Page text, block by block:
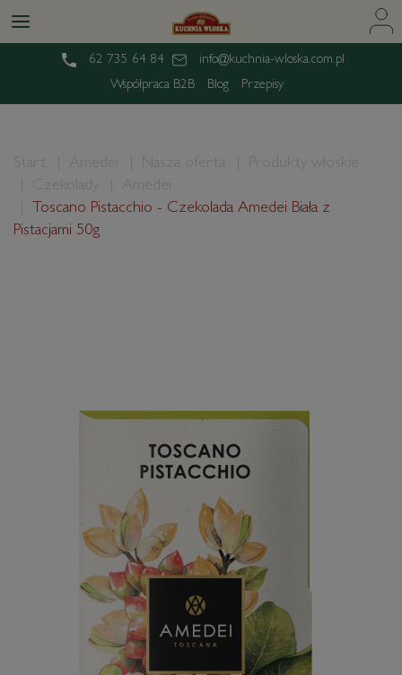
62 735 64 84
info@kuchnia-wloska.com.pl
Współpraca B2B
Blog Przepisy
Start Amedei Nasza oferta
Produkty włoskie
Czekolady
Amedei
Toscano Pistacchio - Czekolada Amedei Biała z
Pistacjami 50g